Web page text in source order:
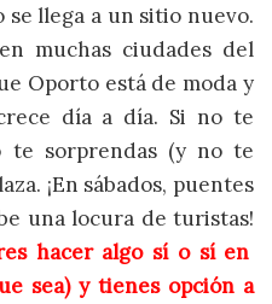
se llega a un sitio nuevo.
muchas ciudades del
Oporto está de moda y
día a día. Si no te
te sorprendas (y no te
¡En sábados, puentes
una locura de turistas!
hacer algo sí o sí en
sea) y tienes opción a